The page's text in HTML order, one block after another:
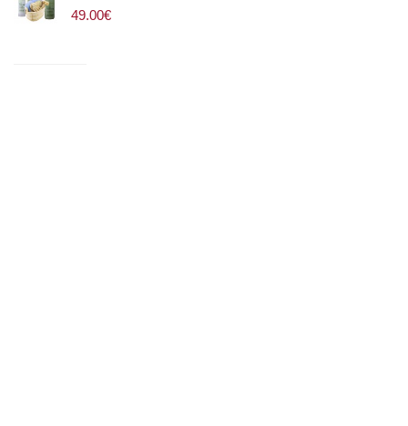
49.00€